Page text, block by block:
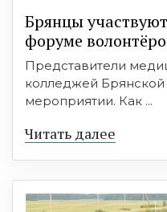
Брянцы
форуме
Представители
колледжей Брянской
мероприятии. Как ...
Читать далее